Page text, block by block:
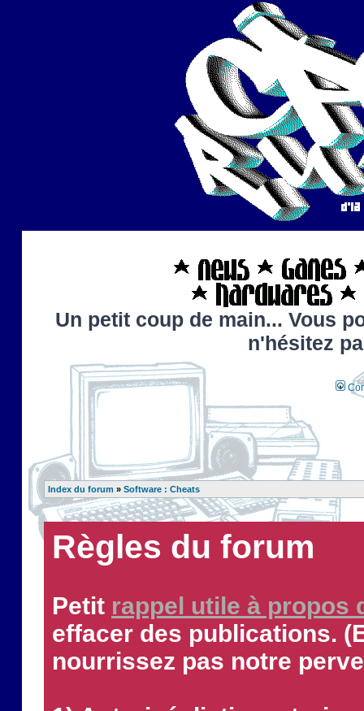
Un petit coup de main... Vous
n'hésitez
Index du forum » Software : Cheats
Règles du forum
Petit rappel utile à propos
effacer des publications.
nourrissez pas notre